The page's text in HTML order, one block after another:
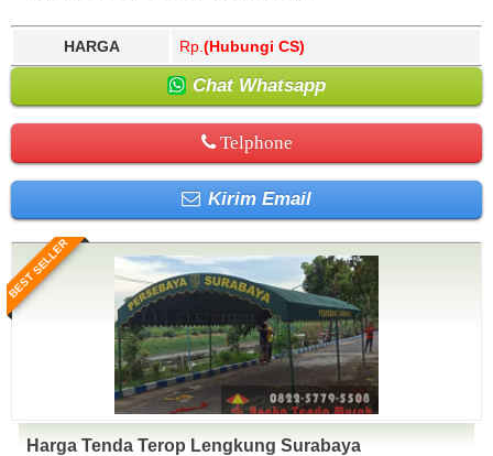
HARGA Rp. (Hubungi CS)
Chat Whatsapp
Telphone
Kirim Email
BEST SELLER
Harga Tenda Terop Lengkung Surabaya